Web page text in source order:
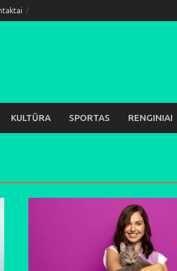
KULTŪRA SPORTAS RENGINIAI